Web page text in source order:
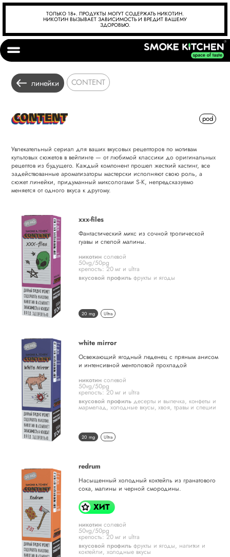
ТОЛЬКО 18+. ПРОДУКТЫ МОГУТ СОДЕРЖАТЬ НИКОТИН.
НИКОТИН ВЫЗЫВАЕТ ЗАВИСИМОСТЬ И ВРЕДИТ ВАШЕМУ
ЗДОРОВЬЮ.
линейки CONTENT
pod
Увлекательный сериал для ваших вкусовых рецепторов по мотивам
культовых сюжетов в вейпинге — от любимой классики до оригинальных
рецептов из будущего. Каждый компонент прошел жесткий кастинг, все
задействованные ароматизаторы мастерски исполняют свою роль, а
сюжет линейки, придуманный миксологами S-K, непредсказуемо
меняется от одного вкуса к другому.
xxx-files
Фантастический микс из сочной тропической
гуавы и спелой малины.
никотинсолевой
50vg/50pg
крепость: 20 мг и ultra
вкусовой профиль фрукты и ягоды
20 mg Ultra
white mirror
Освежающий ягодный леденец с пряным анисом
и интенсивной ментоловой прохладой
никотинсолевой
50vg/50pg
крепость: 20 мг и ultra
вкусовой профиль десерты и выпечка, конфеты и
мармелад, холодные вкусы,хвоя, травы и специи
20 mg Ultra
redrum
Насыщенный холодный коктейль из гранатового
сока, малины и черной смородины.
никотинсолевой
50vg/50pg
крепость: 20 мг и ultra
вкусовой профиль фрукты и ягоды, напитки и
коктейли, холодные вкусы